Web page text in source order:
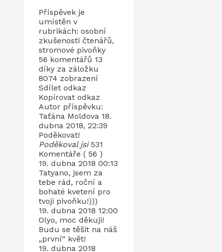
Příspěvek je
umístěn v
rubrikách: osobní
zkušenosti čtenářů,
stromové pivoňky
56 komentářů 13
díky za záložku
8074 zobrazení
Sdílet odkaz
Kopírovat odkaz
Autor příspěvku:
Taťána Moldova 18.
dubna 2018, 22:39
Poděkovat!
Poděkoval jsi531
Komentáře ( 56 )
19. dubna 2018 00:13
Tatyano, jsem za
tebe rád, roční a
bohaté kvetení pro
tvoji pivoňku!)))
19. dubna 2018 12:00
Olyo, moc děkuji!
Budu se těšit na náš
„první“ květ!
19. dubna 2018